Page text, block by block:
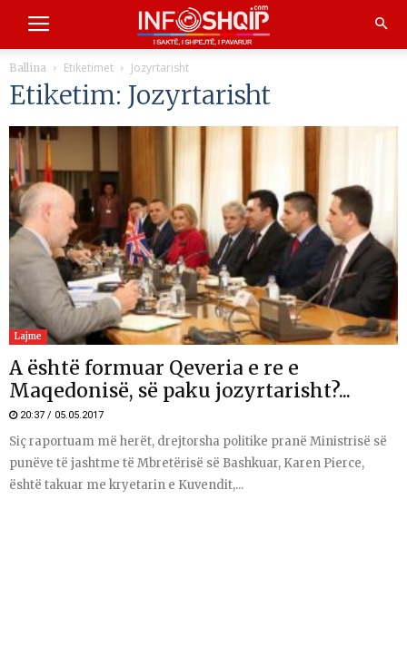
Ballina Etiketimet Jozyrtarisht
Etiketim: Jozyrtarisht
Lajme
A është formuar Qeveria e re e
Maqedonisë, së paku jozyrtarisht?...
20:37 / 05.05.2017
Siç raportuam më herët, drejtorsha politike pranë Ministrisë së
punëve të jashtme të Mbretërisë së Bashkuar, Karen Pierce,
është takuar me kryetarin e Kuvendit,...